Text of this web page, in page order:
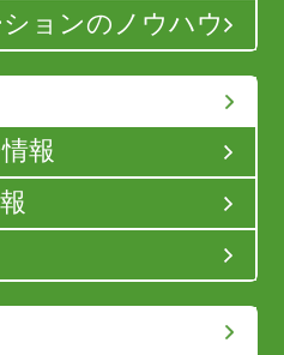
ョンのノウハウ
報